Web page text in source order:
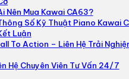
Nên Mua Kawai CA63?
Số Kỹ Thuật Piano Kawai
Luận
To Action – Liên Hệ Trải
Hệ Chuyên Viên Tư Vấn 24/7